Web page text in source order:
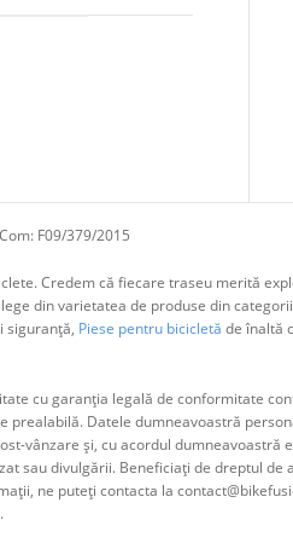
F09/379/2015
Credem că fiecare traseu merită
din varietatea de produse din
siguranță, Piese pentru bicicletă de înaltă
cu garanția legală de conformitate
Datele dumneavoastră
vânzare și, cu acordul
sau divulgării. Beneficiați de dreptul
ne puteți contacta la